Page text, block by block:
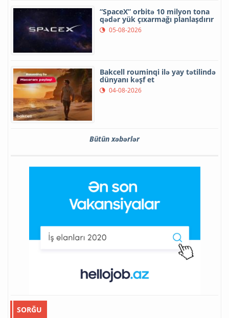
“SpaceX” orbitə 10 milyon tona
qədər yük çıxarmağı planlaşdırır
05-08-2026
Bakcell rouminqi ilə yay tətilində
dünyanı kəşf et
04-08-2026
Bütün xəbərlər
SORĞU